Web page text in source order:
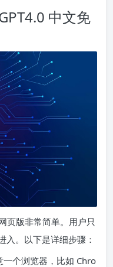
中文免
页版非常简单。用户只
入。以下是详细步骤：
一个浏览器，比如 Chro